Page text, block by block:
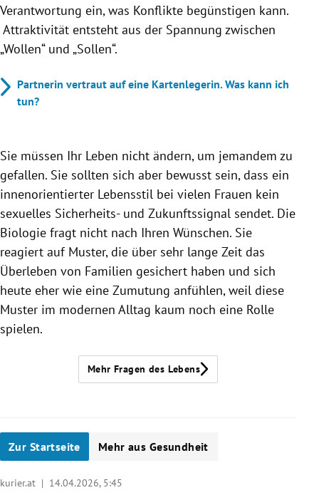
Verantwortung ein, was Konflikte begünstigen kann.
Attraktivität entsteht aus der Spannung zwischen
„Wollen“ und „Sollen“.
Partnerin vertraut auf eine Kartenlegerin. Was kann ich
tun?
Sie müssen Ihr Leben nicht ändern, um jemandem zu
gefallen. Sie sollten sich aber bewusst sein, dass ein
innenorientierter Lebensstil bei vielen Frauen kein
sexuelles Sicherheits- und Zukunftssignal sendet. Die
Biologie fragt nicht nach Ihren Wünschen. Sie
reagiert auf Muster, die über sehr lange Zeit das
Überleben von Familien gesichert haben und sich
heute eher wie eine Zumutung anfühlen, weil diese
Muster im modernen Alltag kaum noch eine Rolle
spielen.
Mehr Fragen des Lebens
Zur Startseite Mehr aus Gesundheit
kurier.at | 14.04.2026, 5:45